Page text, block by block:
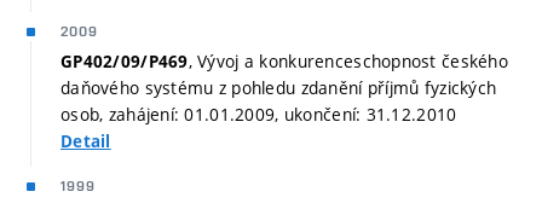
2009
GP402/09/P469, Vývoj a konkurenceschopnost českého
daňového systému z pohledu zdanění příjmů fyzických
osob, zahájení: 01.01.2009, ukončení: 31.12.2010
Detail
1999